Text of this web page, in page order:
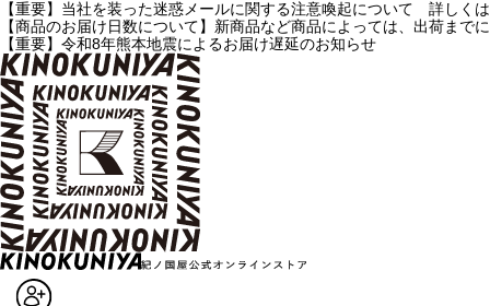
【重要】当社を装った迷惑メールに関する注意喚起について 詳しく
【商品のお届け日数について】新商品など商品によっては、出荷ま
【重要】令和8年熊本地震によるお届け遅延のお知らせ